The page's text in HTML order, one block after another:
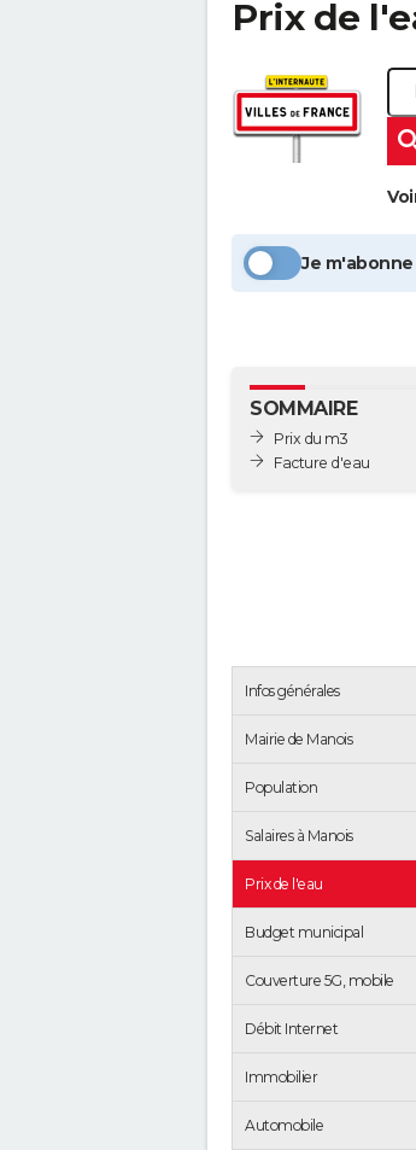
Prix de
Je
SOMMAIRE
Prix du m3
Facture d'eau
Infos générales
Mairie de Manois
Population
Salaires à Manois
Prix de l'eau
Budget municipal
Couverture 5G, mobile
Débit Internet
Immobilier
Automobile